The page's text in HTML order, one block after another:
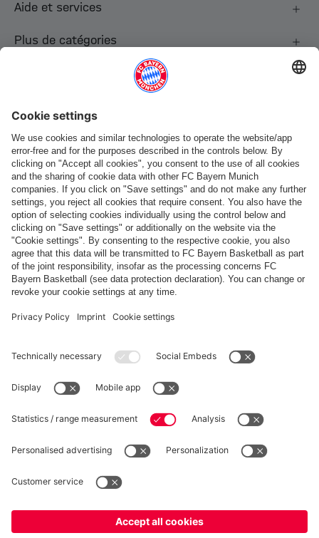
Aide et services
Plus de catégories
Paiement et livraison
FC Bayern Store App
RÉTRACTATION
Intimité
Paramètres des cookies
*Les prix incluent la TVA et excluent les frais d'expédition
© FC Bayern München AG
Francepour y livrer!